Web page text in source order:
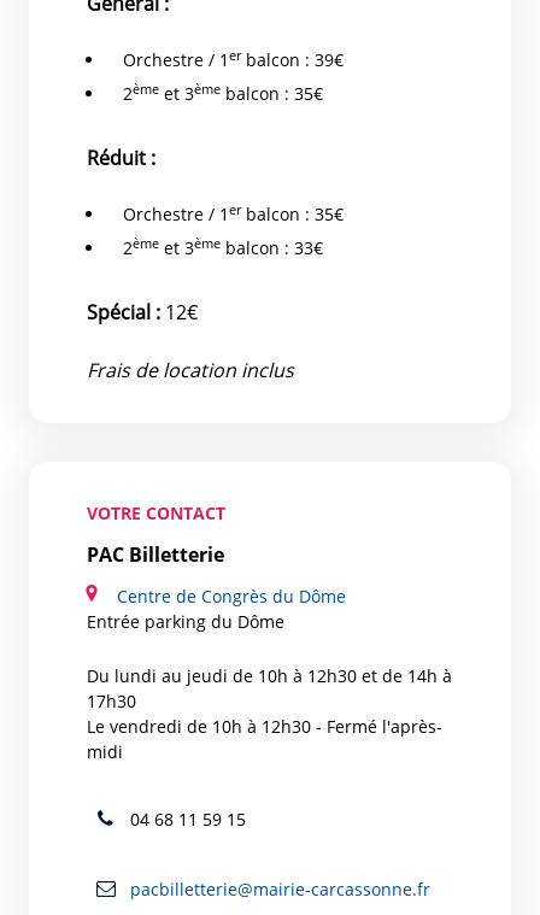
Orchestre / 1 erbalcon : 39€
2ème et 3ème balcon : 35€
Réduit :
Orchestre / 1 erbalcon : 35€
2ème et 3ème balcon : 33€
Spécial : 12€
Frais de location inclus
VOTRE CONTACT
PAC Billetterie
Centre de Congrès du Dôme
Entrée parking du Dôme
Du lundi au jeudi de 10h à 12h30 et de 14h à
17h30
Le vendredi de 10h à 12h30 - Fermé l'après-
midi
04 68 11 59 15
pacbilletterie@mairie-carcassonne.fr